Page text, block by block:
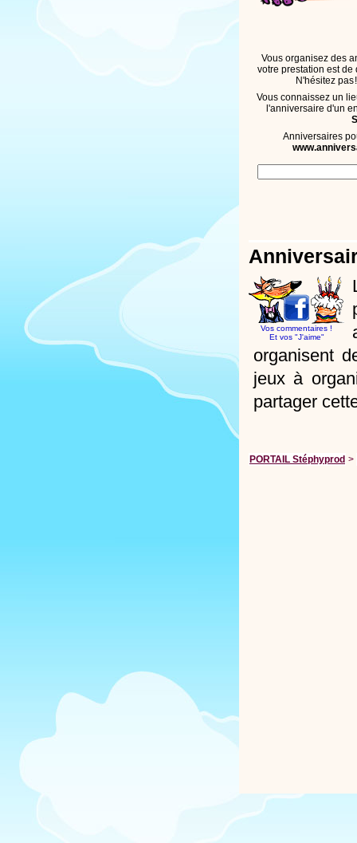
Vous organisez des
votre prestation est
N'hésitez pas
Vous connaissez un
l'anniversaire d'un
Anniversaires
Vos commentaires !
Et vos "J'aime"
organisent
jeux à
partager
PORTAIL Stéphyprod >